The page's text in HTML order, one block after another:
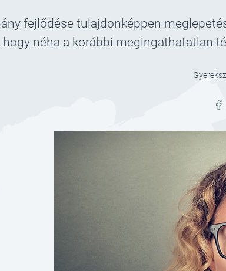
fejlődése tulajdonképpen
hogy néha a korábbi megingathatatlan